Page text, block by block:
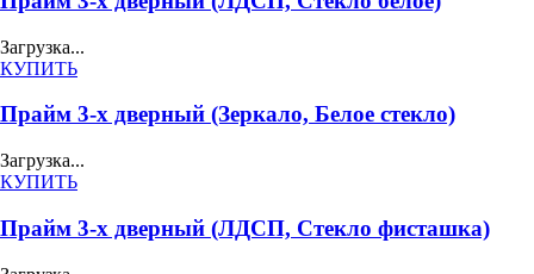
Загрузка...
КУПИТЬ
Прайм 3-х дверный (Зеркало, Белое стекло)
Загрузка...
КУПИТЬ
Прайм 3-х дверный (ЛДСП, Стекло фисташка)